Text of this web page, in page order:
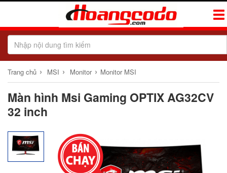
Trang chủ › MSI › Monitor › Monitor MSI
Màn hình Msi Gaming OPTIX AG32CV
32 inch